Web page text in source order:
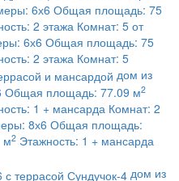
6х6 Общая площадь: 75
2 этажа Комнат: 5 от
6х6 Общая площадь: 75
2 этажа Комнат: 5
дом из
Общая площадь: 77.09 м2
1 + мансарда Комнат: 2
8х6 Общая площадь:
м2 Этажность: 1 + мансарда
дом из